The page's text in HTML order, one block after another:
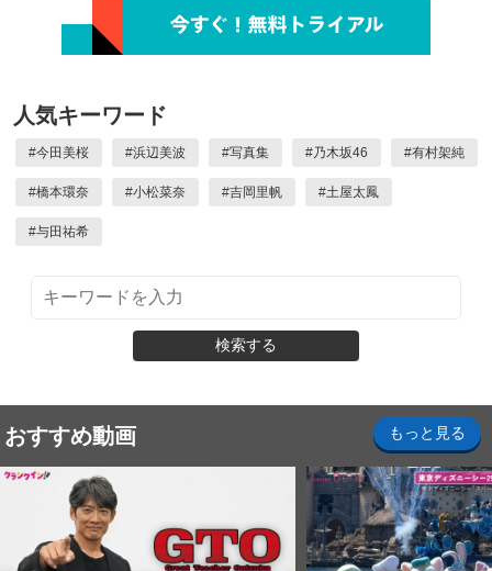
人気キーワード
#今田美桜 #浜辺美波 #写真集 #乃木坂46 #有村架純
#橋本環奈 #小松菜奈 #吉岡里帆 #土屋太鳳
#与田祐希
検索する
おすすめ動画 もっと見る